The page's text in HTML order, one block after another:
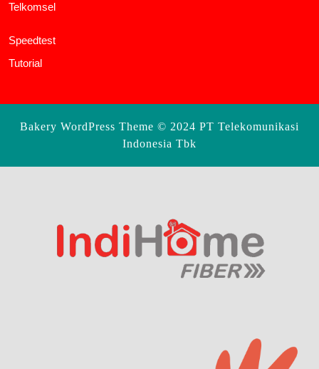
Telkomsel
Speedtest
Tutorial
Bakery WordPress Theme © 2024 PT Telekomunikasi
Indonesia Tbk